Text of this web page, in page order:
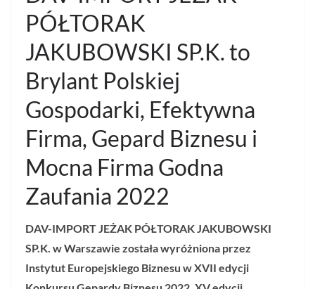
PÓŁTORAK
JAKUBOWSKI SP.K. to
Brylant Polskiej
Gospodarki, Efektywna
Firma, Gepard Biznesu i
Mocna Firma Godna
Zaufania 2022
DAV-IMPORT JEŻAK PÓŁTORAK JAKUBOWSKI
SP.K. wWarszawie została wyróżniona przez
Instytut Europejskiego Biznesu w XVII edycji